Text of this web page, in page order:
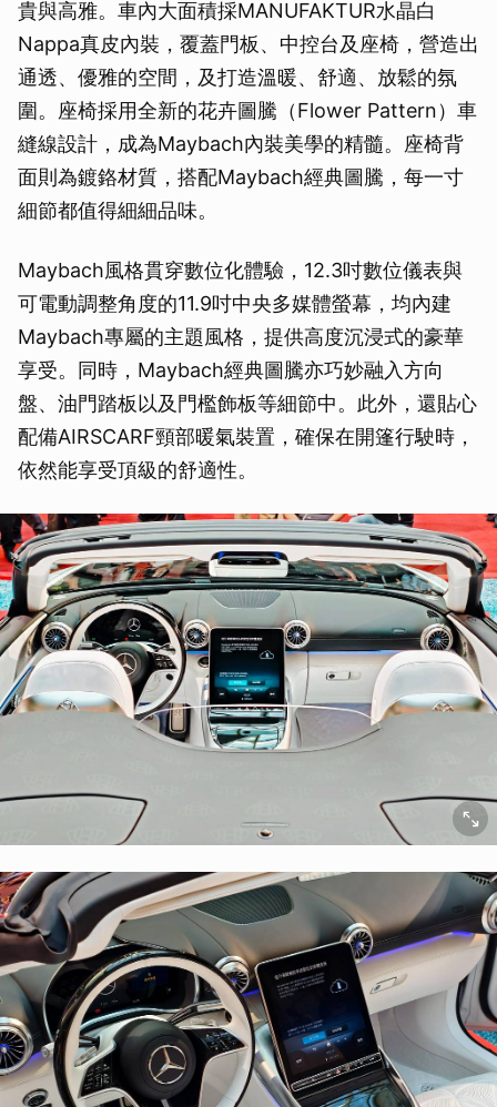
貴與高雅。車內大面積採MANUFAKTUR水晶白
Nappa真皮內裝，覆蓋門板、中控台及座椅，營造出
通透、優雅的空間，及打造溫暖、舒適、放鬆的氛
圍。座椅採用全新的花卉圖騰（Flower Pattern）車
縫線設計，成為Maybach內裝美學的精髓。座椅背
面則為鍍鉻材質，搭配Maybach經典圖騰，每一寸
細節都值得細細品味。
Maybach風格貫穿數位化體驗，12.3吋數位儀表與
可電動調整角度的11.9吋中央多媒體螢幕，均內建
Maybach專屬的主題風格，提供高度沉浸式的豪華
享受。同時，Maybach經典圖騰亦巧妙融入方向
盤、油門踏板以及門檻飾板等細節中。此外，還貼心
配備AIRSCARF頸部暖氣裝置，確保在開篷行駛時，
依然能享受頂級的舒適性。